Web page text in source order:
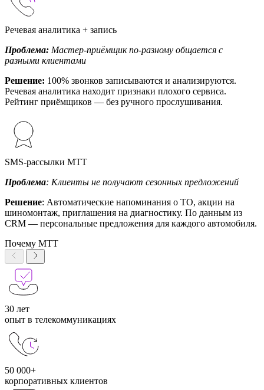
Речевая аналитика + запись
Проблема: Мастер-приёмщик по-разному общается с
разными клиентами
Решение: 100% звонков записываются и анализируются.
Речевая аналитика находит признаки плохого сервиса.
Рейтинг приёмщиков — без ручного прослушивания.
SMS-рассылки МТТ
Проблема: Клиенты не получают сезонных предложений
Решение: Автоматические напоминания о ТО, акции на
шиномонтаж, приглашения на диагностику. По данным из
CRM — персональные предложения для каждого автомобиля.
Почему МТТ
30 лет
опыт в телекоммуникациях
50 000+
корпоративных клиентов